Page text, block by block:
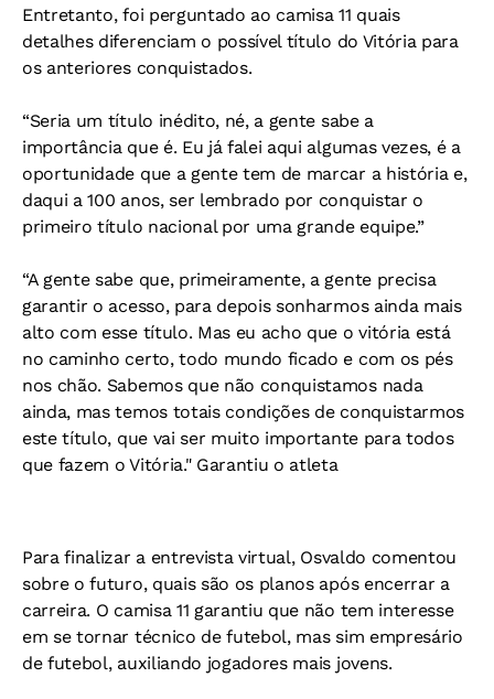
Entretanto, foi perguntado ao camisa 11 quais
detalhes diferenciam o possível título do Vitória para
os anteriores conquistados.
“Seria um título inédito, né, a gente sabe a
importância que é. Eu já falei aqui algumas vezes, é a
oportunidade que a gente tem de marcar a história e,
daqui a 100 anos, ser lembrado por conquistar o
primeiro título nacional por uma grande equipe.”
“A gente sabe que, primeiramente, a gente precisa
garantir o acesso, para depois sonharmos ainda mais
alto com esse título. Mas eu acho que o vitória está
no caminho certo, todo mundo ficado e com os pés
nos chão. Sabemos que não conquistamos nada
ainda, mas temos totais condições de conquistarmos
este título, que vai ser muito importante para todos
que fazem o Vitória." Garantiu o atleta
Para finalizar a entrevista virtual, Osvaldo comentou
sobre o futuro, quais são os planos após encerrar a
carreira. O camisa 11 garantiu que não tem interesse
em se tornar técnico de futebol, mas sim empresário
de futebol, auxiliando jogadores mais jovens.